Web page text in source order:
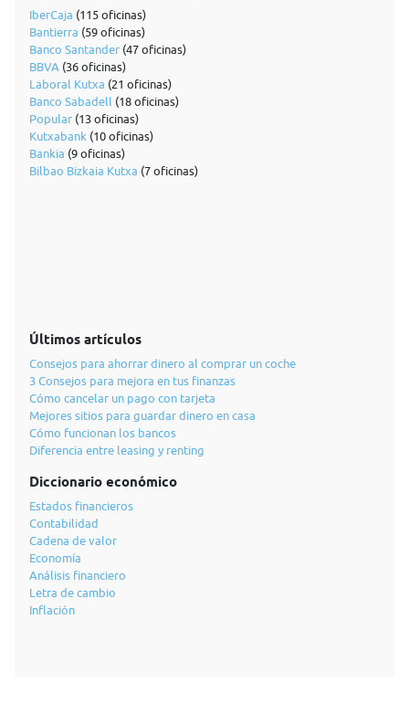
IberCaja (115 oficinas)
Bantierra (59 oficinas)
Banco Santander (47 oficinas)
BBVA (36 oficinas)
Laboral Kutxa (21 oficinas)
Banco Sabadell (18 oficinas)
Popular (13 oficinas)
Kutxabank (10 oficinas)
Bankia (9 oficinas)
Bilbao Bizkaia Kutxa (7 oficinas)
Últimos artículos
Consejos para ahorrar dinero al comprar un coche
3 Consejos para mejora en tus finanzas
Cómo cancelar un pago con tarjeta
Mejores sitios para guardar dinero en casa
Cómo funcionan los bancos
Diferencia entre leasing y renting
Diccionario económico
Estados financieros
Contabilidad
Cadena de valor
Economía
Análisis financiero
Letra de cambio
Inflación